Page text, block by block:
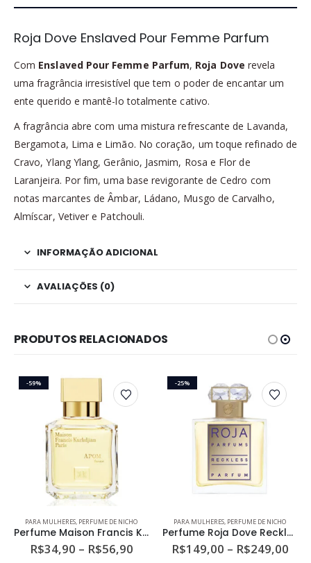
Roja Dove Enslaved Pour Femme Parfum
Com Enslaved Pour Femme Parfum, Roja Dove revela
uma fragrância irresistível que tem o poder de encantar um
ente querido e mantê-lo totalmente cativo.
A fragrância abre com uma mistura refrescante de Lavanda,
Bergamota, Lima e Limão. No coração, um toque refinado de
Cravo, Ylang Ylang, Gerânio, Jasmim, Rosa e Flor de
Laranjeira. Por fim, uma base revigorante de Cedro com
notas marcantes de Âmbar, Ládano, Musgo de Carvalho,
Almíscar, Vetiver e Patchouli.
INFORMAÇÃO ADICIONAL
AVALIAÇÕES (0)
PRODUTOS RELACIONADOS
-59%
Este produto tem várias variantes. As opções podem ser escolhidas na página do produto
PARA MULHERES, PERFUME DE NICHO
Perfume Maison Francis Kurkdjian APOM Femme Eau de Parfum
R$34,90 – R$56,90Faixa
-25%
PARA MULHERES, PERFUME DE NICHO
Perfume Roja Dove Reckless Pour Femme Parfum
R$149,00 – R$249,00